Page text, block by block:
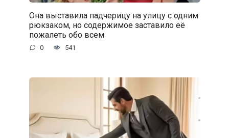
Она выставила падчерицу на улицу с одним
рюкзаком, но содержимое заставило её
пожалеть обо всем
0 541